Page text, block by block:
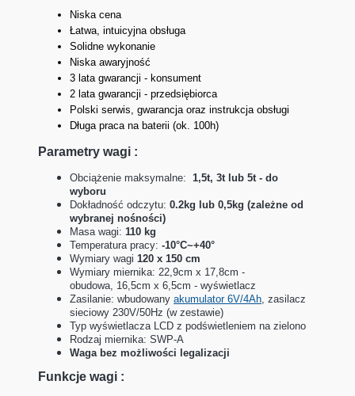
Niska cena
Łatwa, intuicyjna obsługa
Solidne wykonanie
Niska awaryjność
3 lata gwarancji - konsument
2 lata gwarancji - przedsiębiorca
Polski serwis, gwarancja oraz instrukcja obsługi
Długa praca na baterii (ok. 100h)
Parametry wagi :
Obciążenie maksymalne: 1,5t, 3t lub 5t - do
wyboru
Dokładność odczytu: 0.2kg lub 0,5kg (zależne od
wybranej nośności)
Masa wagi: 110 kg
Temperatura pracy: -10°C~+40°
Wymiary wagi 120 x 150 cm
Wymiary miernika: 22,9cm x 17,8cm -
obudowa, 16,5cm x 6,5cm - wyświetlacz
Zasilanie: wbudowany akumulator 6V/4Ah, zasilacz
sieciowy 230V/50Hz (w zestawie)
Typ wyświetlacza LCD z podświetleniem na zielono
Rodzaj miernika: SWP-A
Waga bez możliwości legalizacji
Funkcje wagi :